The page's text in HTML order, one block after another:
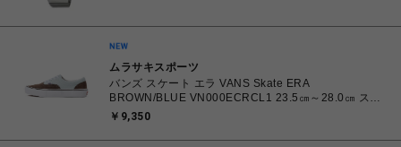
ムラサキスポーツ
バンズ スケート エラ VANS Skate ERA
BROWN/BLUE VN000ECRCL1 23.5㎝～28.0㎝ スニ
ーカー メンズ レディース シューズ 0198266445786
￥9,350